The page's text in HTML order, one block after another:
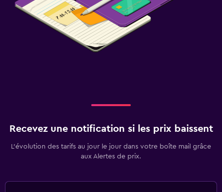
Recevez une notification si les prix baissent
L’évolution des tarifs au jour le jour dans votre boîte mail grâce
aux Alertes de prix.